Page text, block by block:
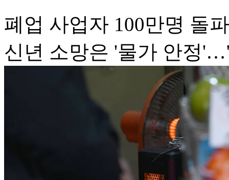
폐업 사업자 100만명 돌
신년 소망은 '물가 안정